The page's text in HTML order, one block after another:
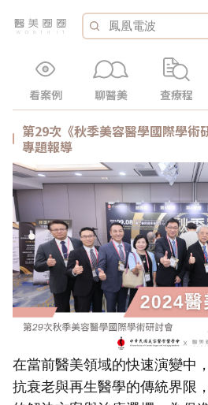
看案例 聊醫美 查療程
第29次《秋季美容醫學國際學術
專題報導
在當前醫美領域的快速演變中
抗衰老與再生醫學的傳統界限